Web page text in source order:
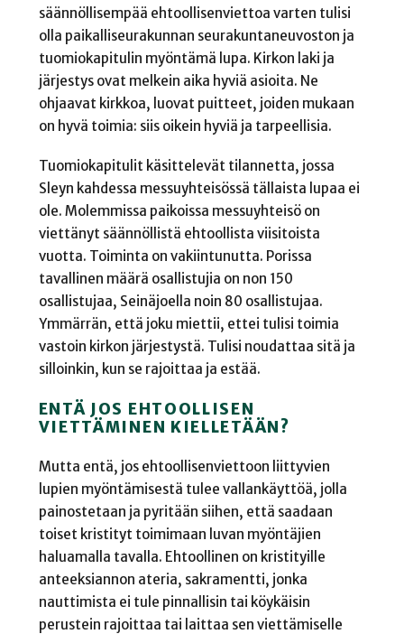
säännöllisempää ehtoollisenviettoa varten tulisi
olla paikalliseurakunnan seurakuntaneuvoston ja
tuomiokapitulin myöntämä lupa. Kirkon laki ja
järjestys ovat melkein aika hyviä asioita. Ne
ohjaavat kirkkoa, luovat puitteet, joiden mukaan
on hyvä toimia: siis oikein hyviä ja tarpeellisia.
Tuomiokapitulit käsittelevät tilannetta, jossa
Sleyn kahdessa messuyhteisössä tällaista lupaa ei
ole. Molemmissa paikoissa messuyhteisö on
viettänyt säännöllistä ehtoollista viisitoista
vuotta. Toiminta on vakiintunutta. Porissa
tavallinen määrä osallistujia on non 150
osallistujaa, Seinäjoella noin 80 osallistujaa.
Ymmärrän, että joku miettii, ettei tulisi toimia
vastoin kirkon järjestystä. Tulisi noudattaa sitä ja
silloinkin, kun se rajoittaa ja estää.
ENTÄ JOS EHTOOLLISEN
VIETTÄMINEN KIELLETÄÄN?
Mutta entä, jos ehtoollisenviettoon liittyvien
lupien myöntämisestä tulee vallankäyttöä, jolla
painostetaan ja pyritään siihen, että saadaan
toiset kristityt toimimaan luvan myöntäjien
haluamalla tavalla. Ehtoollinen on kristityille
anteeksiannon ateria, sakramentti, jonka
nauttimista ei tule pinnallisin tai köykäisin
perustein rajoittaa tai laittaa sen viettämiselle